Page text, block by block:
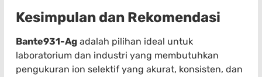
Kesimpulan dan Rekomendasi
Bante931-Ag adalah pilihan ideal untuk
laboratorium dan industri yang membutuhkan
pengukuran ion selektif yang akurat, konsisten, dan